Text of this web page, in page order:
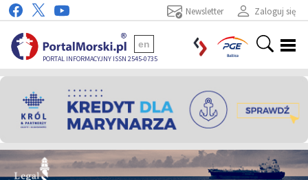
Zaloguj się
Newsletter
PORTAL INFORMACYJNY ISSN 2545-0735
en